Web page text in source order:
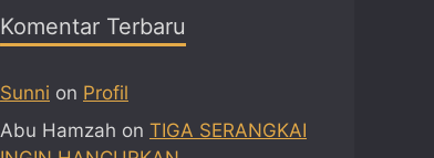
Komentar Terbaru
Sunni on Profil
Abu Hamzah on TIGA SERANGKAI